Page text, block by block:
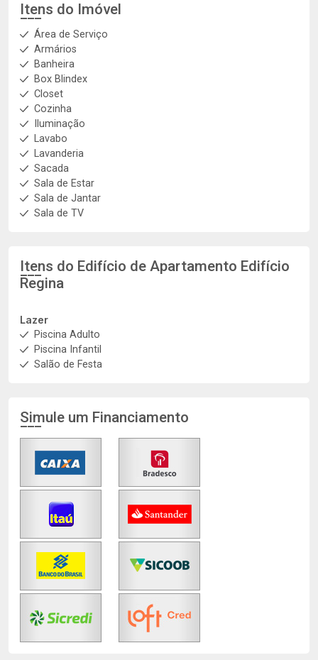
Itens do Imóvel
Área de Serviço
Armários
Banheira
Box Blindex
Closet
Cozinha
Iluminação
Lavabo
Lavanderia
Sacada
Sala de Estar
Sala de Jantar
Sala de TV
Itens do Edifício de Apartamento Edifício
Regina
Lazer
Piscina Adulto
Piscina Infantil
Salão de Festa
Simule um Financiamento